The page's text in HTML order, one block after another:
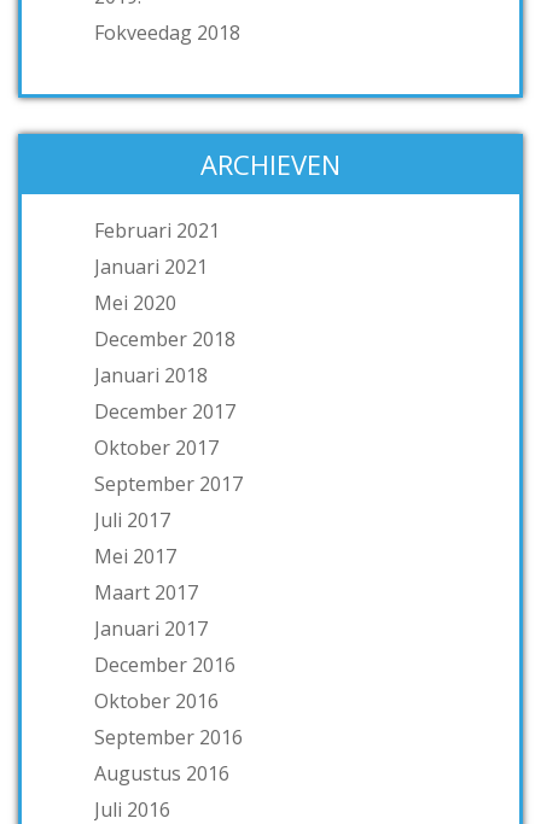
Fokveedag 2018
ARCHIEVEN
Februari 2021
Januari 2021
Mei 2020
December 2018
Januari 2018
December 2017
Oktober 2017
September 2017
Juli 2017
Mei 2017
Maart 2017
Januari 2017
December 2016
Oktober 2016
September 2016
Augustus 2016
Juli 2016